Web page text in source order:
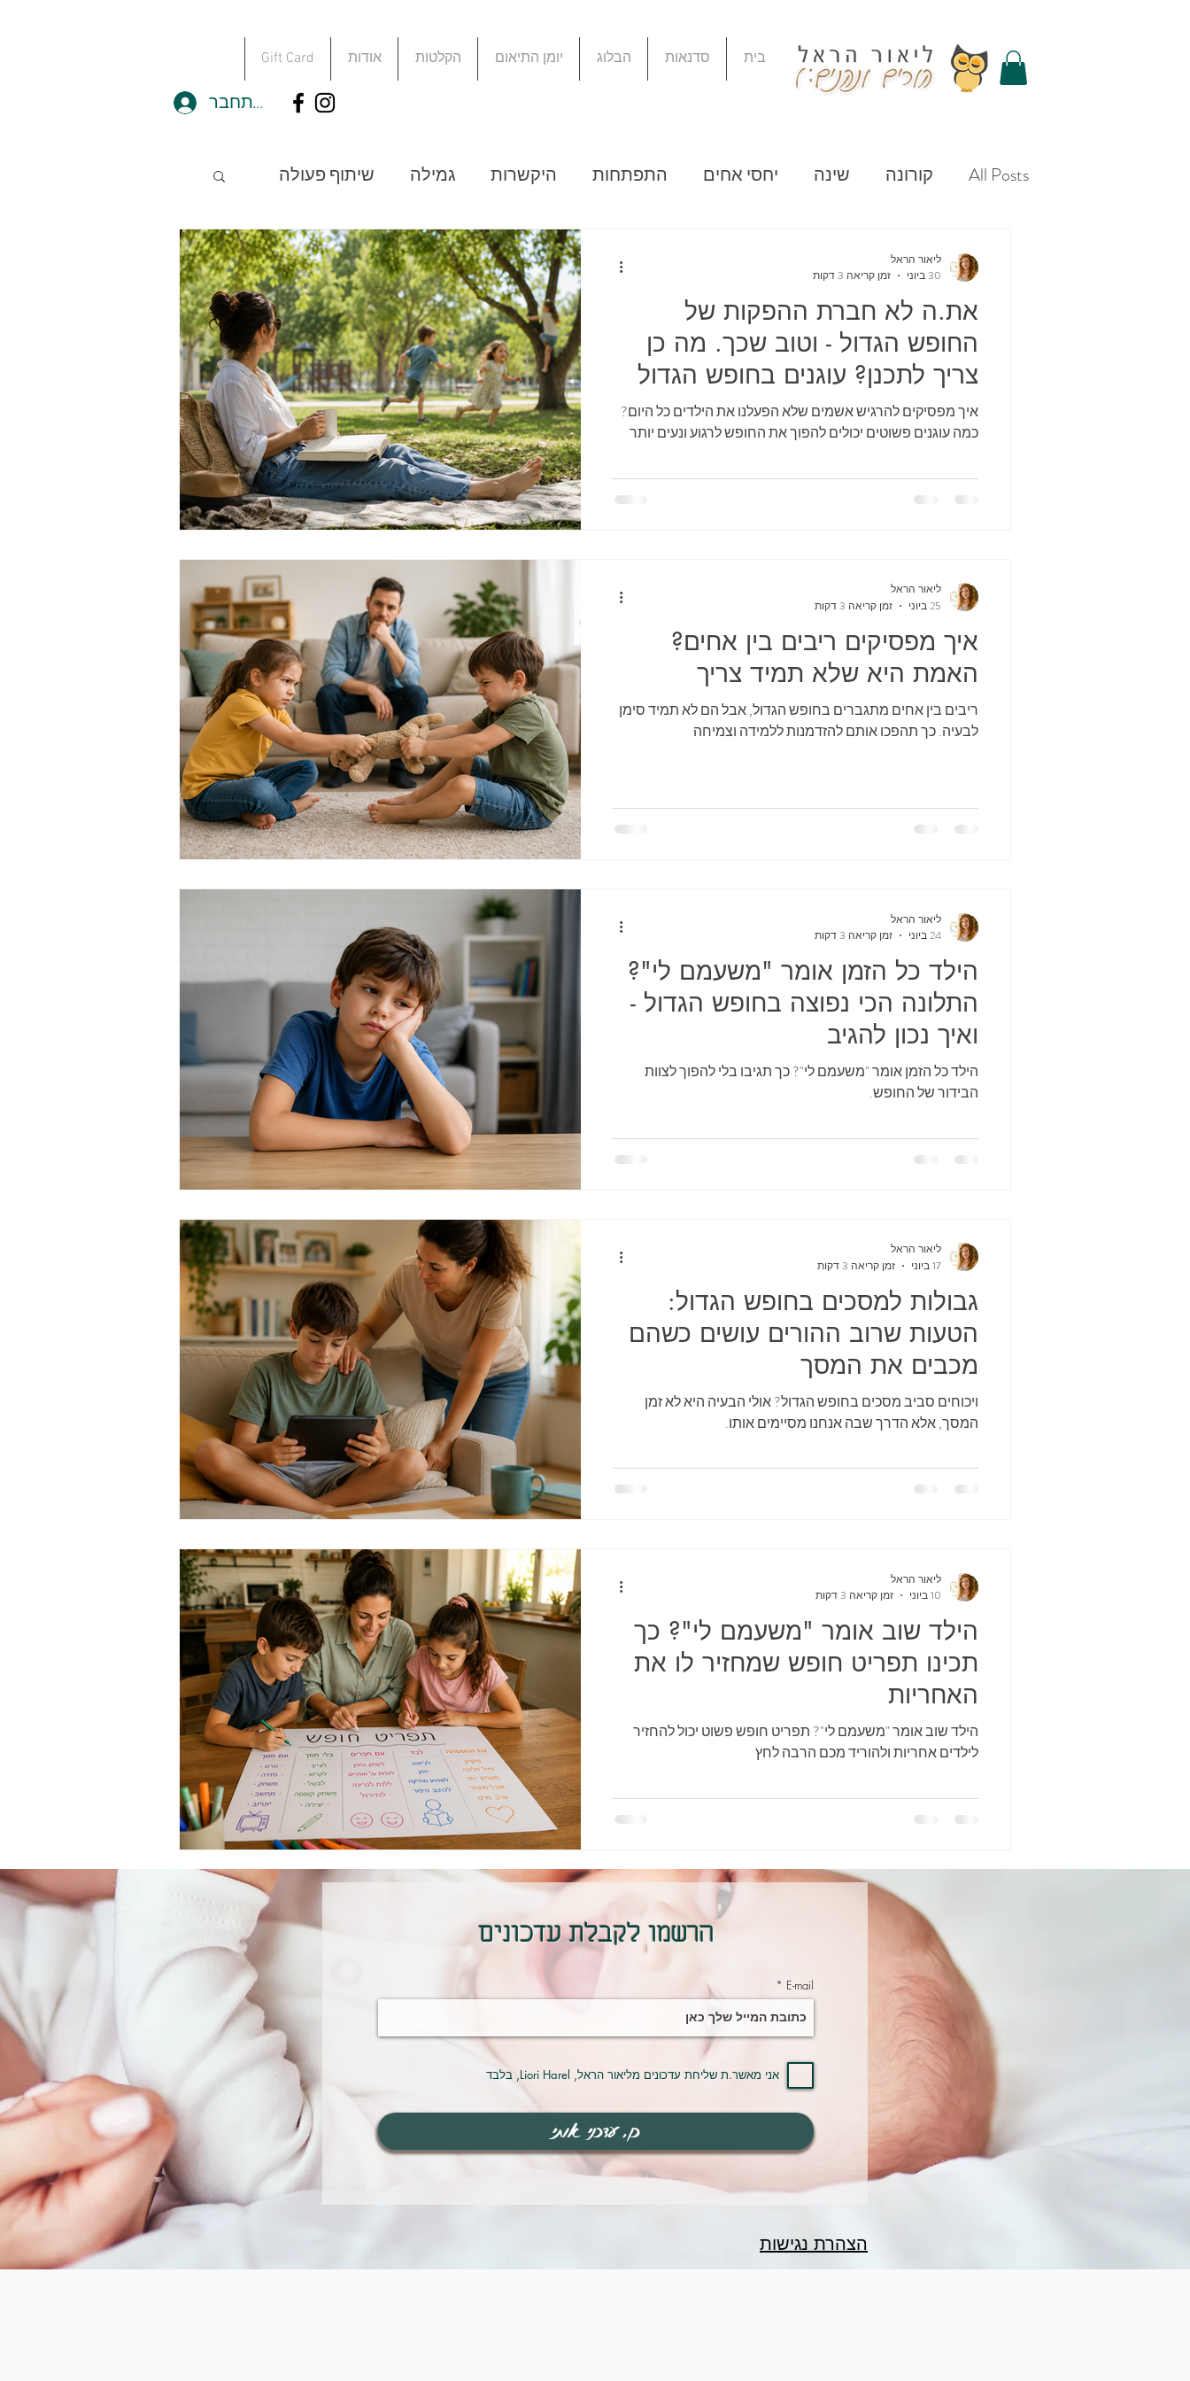
להתחבר
בית סדנאות הבלוג יומן התיאום הקלטות אודות Gift Card
All Posts קורונה שינה יחסי אחים התפתחות היקשרות גמילה שיתוף פעולה
פעילויות עם ילדים ספרים מסגרות
מתנות תקשורת המשפחה המתרחבת חינוך כלכלי דיגיטל זמן מסך חוסן
חופש גדול
את.ה לא חברת ההפקות של
החופש הגדול - וטוב שכך. מה כן
צריך לתכנן? עוגנים בחופש הגדול
איך מפסיקים להרגיש אשמים שלא הפעלנו את הילדים כל היום?
כמה עוגנים פשוטים יכולים להפוך את החופש לרגוע ונעים יותר
ליאור הראל
30 ביוני
זמן קריאה 3 דקות
איך מפסיקים ריבים בין אחים?
האמת היא שלא תמיד צריך
ריבים בין אחים מתגברים בחופש הגדול, אבל הם לא תמיד סימן
לבעיה. כך תהפכו אותם להזדמנות ללמידה וצמיחה
ליאור הראל
25 ביוני
זמן קריאה 3 דקות
הילד כל הזמן אומר "משעמם לי"?
התלונה הכי נפוצה בחופש הגדול -
ואיך נכון להגיב
הילד כל הזמן אומר "משעמם לי"? כך תגיבו בלי להפוך לצוות
הבידור של החופש.
ליאור הראל
24 ביוני
זמן קריאה 3 דקות
גבולות למסכים בחופש הגדול:
הטעות שרוב ההורים עושים כשהם
מכבים את המסך
ויכוחים סביב מסכים בחופש הגדול? אולי הבעיה היא לא זמן
המסך, אלא הדרך שבה אנחנו מסיימים אותו.
ליאור הראל
17 ביוני
זמן קריאה 3 דקות
הילד שוב אומר "משעמם לי"? כך
תכינו תפריט חופש שמחזיר לו את
האחריות
הילד שוב אומר "משעמם לי"? תפריט חופש פשוט יכול להחזיר
לילדים אחריות ולהוריד מכם הרבה לחץ
ליאור הראל
10 ביוני
זמן קריאה 3 דקות
הרשמו לקבלת עדכונים
E-mail
אני מאשר.ת שליחת עדכונים מליאור הראל, Liori Harel, בלבד
כן, עדכני אותי
הצהרת נגישות